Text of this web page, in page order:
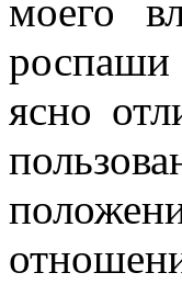
моего
ясно